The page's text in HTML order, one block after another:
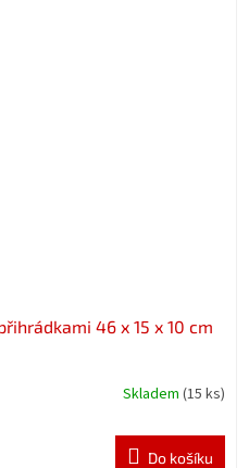
46 x 15 x 10 cm
Skladem (15 ks)
Do košíku